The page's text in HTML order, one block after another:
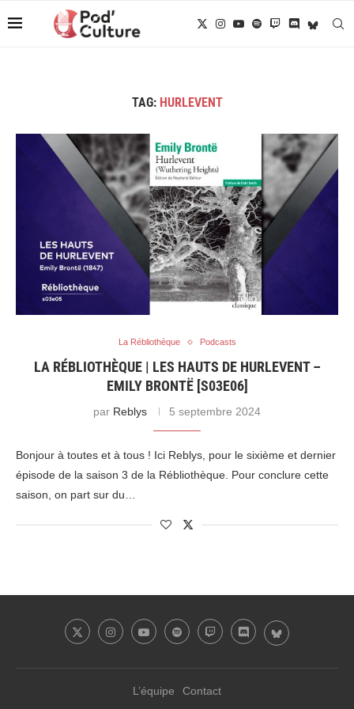
TAG: HURLEVENT
La Rébliothèque Podcasts
LA RÉBLIOTHÈQUE | LES HAUTS DE HURLEVENT –
EMILY BRONTË [S03E06]
par Reblys 5 septembre 2024
Bonjour à toutes et à tous ! Ici Reblys, pour le sixième et dernier
épisode de la saison 3 de la Rébliothèque. Pour conclure cette
saison, on part sur du…
L’équipe Contact